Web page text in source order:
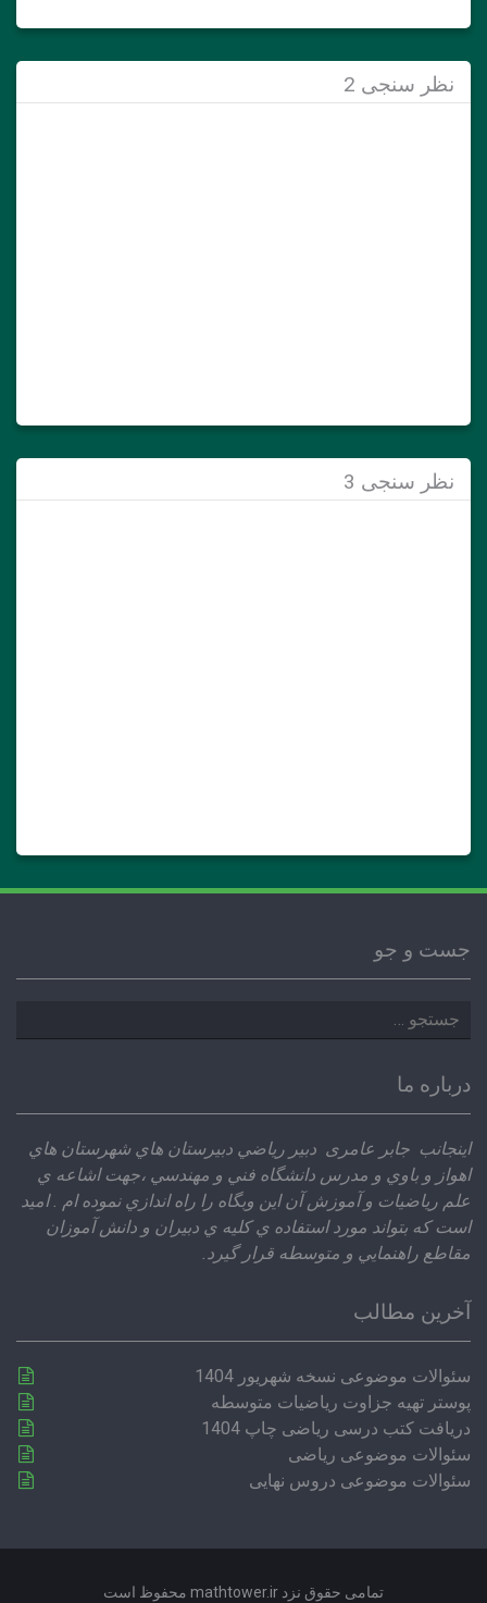
نظر سنجی 2
نظر سنجی 3
جست و جو
جستجو
برای:
درباره ما
اينجانب جابر عامری دبير رياضي دبيرستان هاي شهرستان هاي
اهواز و باوي و مدرس دانشگاه فني و مهندسي ،‌جهت اشاعه ي
علم رياضيات و آموزش آن اين وبگاه را راه اندازي نموده ام . اميد
است كه بتواند مورد استفاده ي كليه ي دبيران و دانش آموزان
مقاطع راهنمايي و متوسطه قرار گيرد.
آخرین مطالب
سئوالات موضوعی نسخه شهریور 1404
پوستر تهیه جزاوت ریاضیات متوسطه
دریافت کتب درسی ریاضی چاپ 1404
سئوالات موضوعی ریاضی
سئوالات موضوعی دروس نهایی
تمامی حقوق نزد mathtower.ir محفوظ است